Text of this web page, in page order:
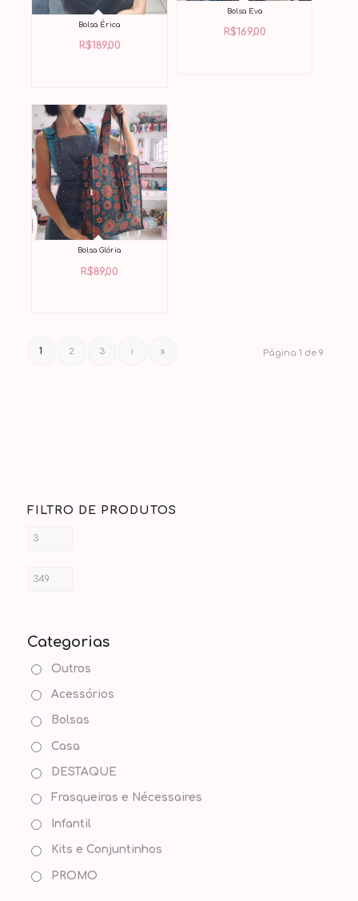
Bolsa Érica
R$189,00
Bolsa Eva
R$169,00
Bolsa Glória
R$89,00
Página 1 de 9
1 2 3 › »
FILTRO DE PRODUTOS
Categorias
Outros
Acessórios
Bolsas
Casa
DESTAQUE
Frasqueiras e Nécessaires
Infantil
Kits e Conjuntinhos
PROMO